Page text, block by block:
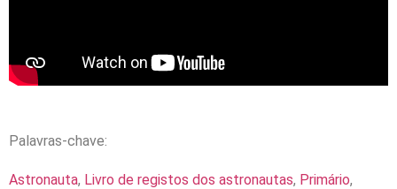
Palavras-chave:
Astronauta, Livro de registos dos astronautas, Primário,